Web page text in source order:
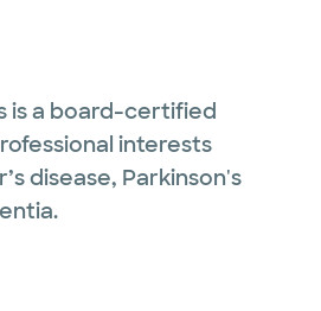
is a board-certified
interests
disease, Parkinson's